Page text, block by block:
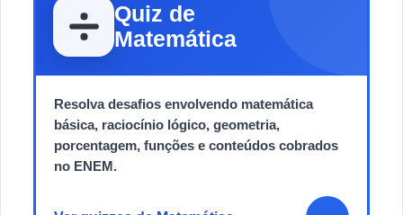
Quiz de
Matemática
Resolva desafios envolvendo matemática
básica, raciocínio lógico, geometria,
porcentagem, funções e conteúdos cobrados
no ENEM.